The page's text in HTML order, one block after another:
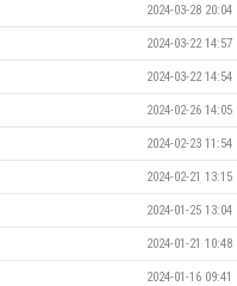
2024-03-28 20:04
2024-03-22 14:57
2024-03-22 14:54
2024-02-26 14:05
2024-02-23 11:54
2024-02-21 13:15
2024-01-25 13:04
2024-01-21 10:48
2024-01-16 09:41